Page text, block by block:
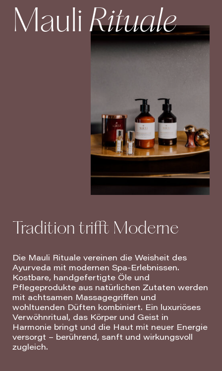
Mauli Rituale
Tradition trifft Moderne
Die Mauli Rituale vereinen die Weisheit des
Ayurveda mit modernen Spa-Erlebnissen.
Kostbare, handgefertigte Öle und
Pflegeprodukte aus natürlichen Zutaten werden
mit achtsamen Massagegriffen und
wohltuenden Düften kombiniert. Ein luxuriöses
Verwöhnritual, das Körper und Geist in
Harmonie bringt und die Haut mit neuer Energie
versorgt – berührend, sanft und wirkungsvoll
zugleich.